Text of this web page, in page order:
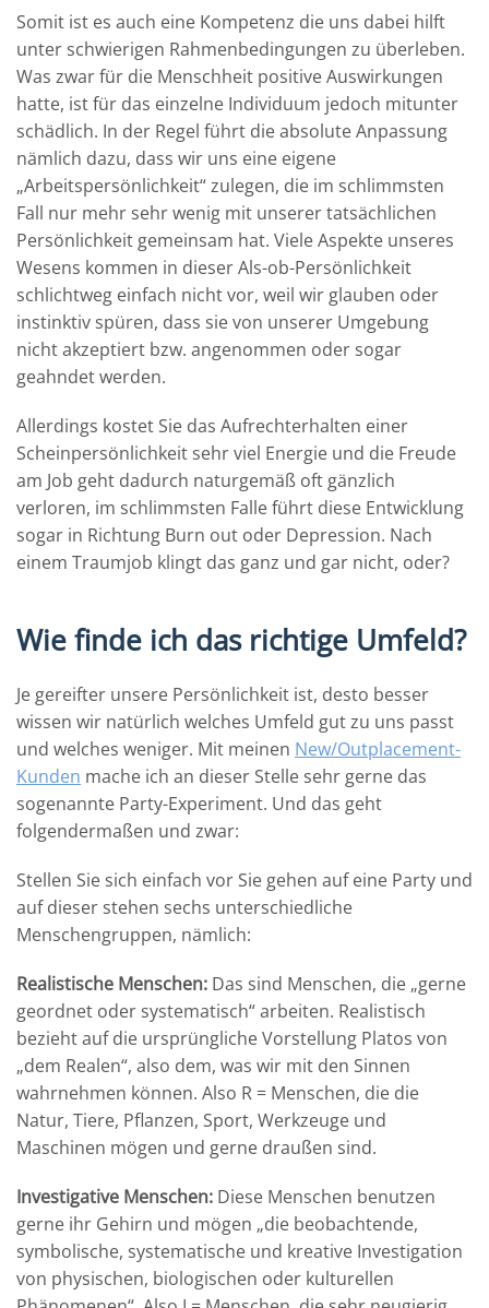
Somit ist es auch eine Kompetenz die uns dabei hilft
unter schwierigen Rahmenbedingungen zu überleben.
Was zwar für die Menschheit positive Auswirkungen
hatte, ist für das einzelne Individuum jedoch mitunter
schädlich. In der Regel führt die absolute Anpassung
nämlich dazu, dass wir uns eine eigene
„Arbeitspersönlichkeit“ zulegen, die im schlimmsten
Fall nur mehr sehr wenig mit unserer tatsächlichen
Persönlichkeit gemeinsam hat. Viele Aspekte unseres
Wesens kommen in dieser Als-ob-Persönlichkeit
schlichtweg einfach nicht vor, weil wir glauben oder
instinktiv spüren, dass sie von unserer Umgebung
nicht akzeptiert bzw. angenommen oder sogar
geahndet werden.
Allerdings kostet Sie das Aufrechterhalten einer
Scheinpersönlichkeit sehr viel Energie und die Freude
am Job geht dadurch naturgemäß oft gänzlich
verloren, im schlimmsten Falle führt diese Entwicklung
sogar in Richtung Burn out oder Depression. Nach
einem Traumjob klingt das ganz und gar nicht, oder?
Wie finde ich das richtige Umfeld?
Je gereifter unsere Persönlichkeit ist, desto besser
wissen wir natürlich welches Umfeld gut zu uns passt
und welches weniger. Mit meinen New/Outplacement-
Kunden mache ich an dieser Stelle sehr gerne das
sogenannte Party-Experiment. Und das geht
folgendermaßen und zwar:
Stellen Sie sich einfach vor Sie gehen auf eine Party und
auf dieser stehen sechs unterschiedliche
Menschengruppen, nämlich:
Realistische Menschen: Das sind Menschen, die „gerne
geordnet oder systematisch“ arbeiten. Realistisch
bezieht auf die ursprüngliche Vorstellung Platos von
„dem Realen“, also dem, was wir mit den Sinnen
wahrnehmen können. Also R = Menschen, die die
Natur, Tiere, Pflanzen, Sport, Werkzeuge und
Maschinen mögen und gerne draußen sind.
Investigative Menschen: Diese Menschen benutzen
gerne ihr Gehirn und mögen „die beobachtende,
symbolische, systematische und kreative Investigation
von physischen, biologischen oder kulturellen